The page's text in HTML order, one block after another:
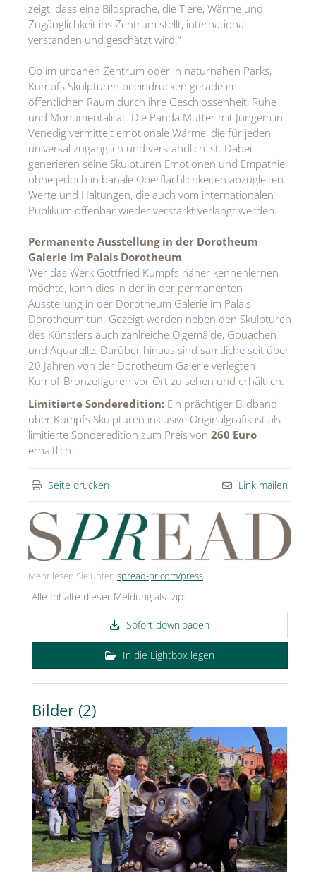
zeigt, dass eine Bildsprache, die Tiere, Wärme und
Zugänglichkeit ins Zentrum stellt, international
verstanden und geschätzt wird.“
Ob im urbanen Zentrum oder in naturnahen Parks,
Kumpfs Skulpturen beeindrucken gerade im
öffentlichen Raum durch ihre Geschlossenheit, Ruhe
und Monumentalität. Die Panda Mutter mit Jungem in
Venedig vermittelt emotionale Wärme, die für jeden
universal zugänglich und verständlich ist. Dabei
generieren seine Skulpturen Emotionen und Empathie,
ohne jedoch in banale Oberflächlichkeiten abzugleiten.
Werte und Haltungen, die auch vom internationalen
Publikum offenbar wieder verstärkt verlangt werden.
Permanente Ausstellung in der Dorotheum
Galerie im Palais Dorotheum
Wer das Werk Gottfried Kumpfs näher kennenlernen
möchte, kann dies in der in der permanenten
Ausstellung in der Dorotheum Galerie im Palais
Dorotheum tun. Gezeigt werden neben den Skulpturen
des Künstlers auch zahlreiche Ölgemälde, Gouachen
und Aquarelle. Darüber hinaus sind sämtliche seit über
20 Jahren von der Dorotheum Galerie verlegten
Kumpf-Bronzefiguren vor Ort zu sehen und erhältlich.
Limitierte Sonderedition: Ein prächtiger Bildband
über Kumpfs Skulpturen inklusive Originalgrafik ist als
limitierte Sonderedition zum Preis von 260 Euro
erhältlich.
Seite drucken Link mailen
Mehr lesen Sie unter: spread-pr.com/press
Alle Inhalte dieser Meldung als .zip:
Sofort downloaden
In die Lightbox legen
Bilder (2)